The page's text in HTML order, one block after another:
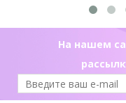
На нашем